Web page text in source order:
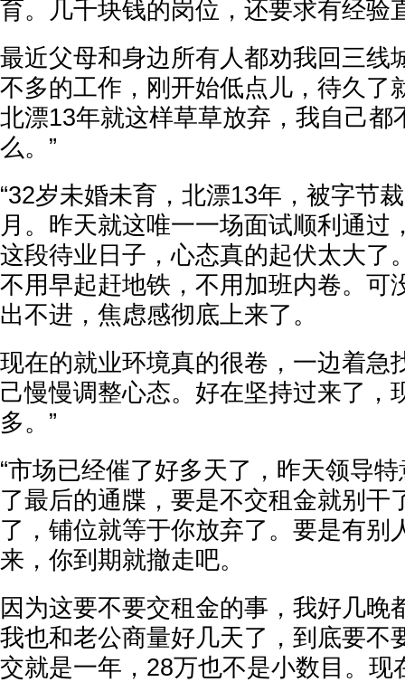
育。几千块钱的岗位，还要求有经验
最近父母和身边所有人都劝我回三线
不多的工作，刚开始低点儿，待久了
北漂13年就这样草草放弃，我自己都
么。”
“32岁未婚未育，北漂13年，被字节
月。昨天就这唯一一场面试顺利通过
这段待业日子，心态真的起伏太大了
不用早起赶地铁，不用加班内卷。可
出不进，焦虑感彻底上来了。
现在的就业环境真的很卷，一边着急
己慢慢调整心态。好在坚持过来了，
多。”
“市场已经催了好多天了，昨天领导
了最后的通牒，要是不交租金就别干
了，铺位就等于你放弃了。要是有别
来，你到期就撤走吧。
因为这要不要交租金的事，我好几晚
我也和老公商量好几天了，到底要不
交就是一年，28万也不是小数目。现